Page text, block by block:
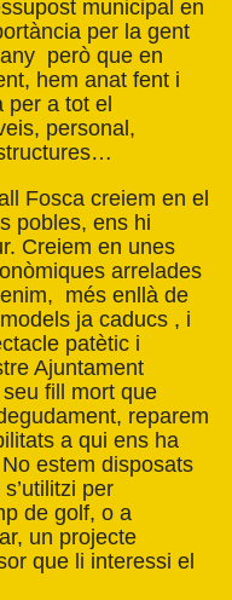
municipal en
per la gent
però que en
hem anat fent i
per a tot el
personal,
Fosca creiem en el
pobles, ens hi
Creiem en unes
arrelades
més enllà de
ja caducs , i
patètic i
Ajuntament
fill mort que
reparem
a qui ens ha
estem disposats
per
de golf, o a
un projecte
que li interessi el